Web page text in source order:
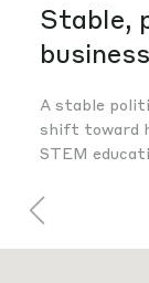
Stable,
A stable
shift toward
STEM